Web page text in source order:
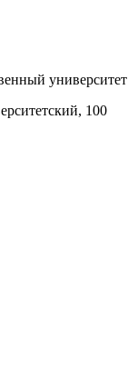
университет
100